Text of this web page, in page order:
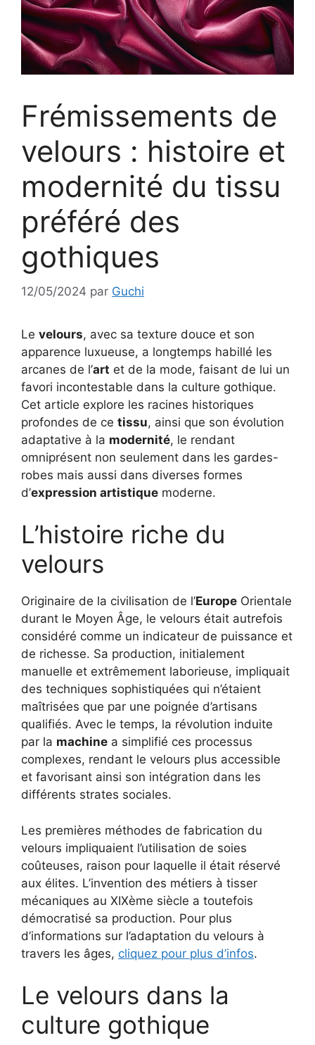
Frémissements de
velours : histoire et
modernité du tissu
préféré des
gothiques
12/05/2024 par Guchi
Le velours, avec sa texture douce et son
apparence luxueuse, a longtemps habillé les
arcanes de l’art et de la mode, faisant de lui un
favori incontestable dans la culture gothique.
Cet article explore les racines historiques
profondes de ce tissu, ainsi que son évolution
adaptative à la modernité, le rendant
omniprésent non seulement dans les gardes-
robes mais aussi dans diverses formes
d’expression artistique moderne.
L’histoire riche du
velours
Originaire de la civilisation de l’Europe Orientale
durant le Moyen Âge, le velours était autrefois
considéré comme un indicateur de puissance et
de richesse. Sa production, initialement
manuelle et extrêmement laborieuse, impliquait
des techniques sophistiquées qui n’étaient
maîtrisées que par une poignée d’artisans
qualifiés. Avec le temps, la révolution induite
par la machine a simplifié ces processus
complexes, rendant le velours plus accessible
et favorisant ainsi son intégration dans les
différents strates sociales.
Les premières méthodes de fabrication du
velours impliquaient l’utilisation de soies
coûteuses, raison pour laquelle il était réservé
aux élites. L’invention des métiers à tisser
mécaniques au XIXème siècle a toutefois
démocratisé sa production. Pour plus
d’informations sur l’adaptation du velours à
travers les âges, cliquez pour plus d’infos.
Le velours dans la
culture gothique